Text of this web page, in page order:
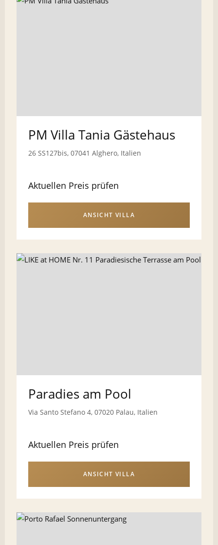
PM Villa Tania Gästehaus
26 SS127bis, 07041 Alghero, Italien
Aktuellen Preis prüfen
ANSICHT VILLA
Paradies am Pool
Via Santo Stefano 4, 07020 Palau, Italien
Aktuellen Preis prüfen
ANSICHT VILLA